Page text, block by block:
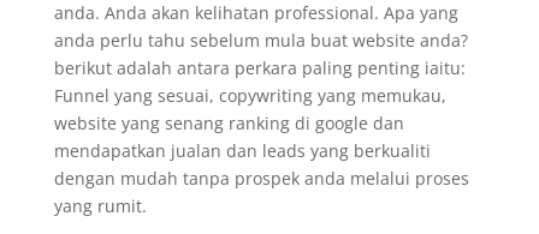
anda. Anda akan kelihatan professional. Apa yang
anda perlu tahu sebelum mula buat website anda?
berikut adalah antara perkara paling penting iaitu:
Funnel yang sesuai, copywriting yang memukau,
website yang senang ranking di google dan
mendapatkan jualan dan leads yang berkualiti
dengan mudah tanpa prospek anda melalui proses
yang rumit.